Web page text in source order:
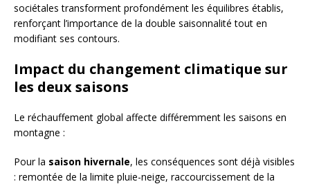
sociétales transforment profondément les équilibres établis,
renforçant l’importance de la double saisonnalité tout en
modifiant ses contours.
Impact du changement climatique sur
les deux saisons
Le réchauffement global affecte différemment les saisons en
montagne :
Pour la saison hivernale, les conséquences sont déjà visibles
: remontée de la limite pluie-neige, raccourcissement de la